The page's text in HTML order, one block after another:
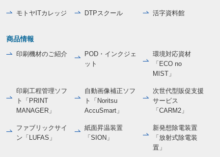
モトヤITカレッジ DTPスクール 活字資料館
商品情報
印刷機材のご紹介
POD・インクジェ
ット
環境対応資材
「ECO no
MIST」
印刷工程管理ソフ
ト「PRINT
MANAGER」
自動画像補正ソフ
ト「Noritsu
AccuSmart」
次世代型販促支援
サービス
「CARM2」
ファブリックサイ
ン「LUFAS」
紙面昇温装置
「SION」
新発想除電装置
「放射式除電装
置」